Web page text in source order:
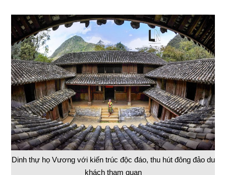
Dinh thự họ Vương với kiến trúc độc đáo, thu hút đông đảo du
khách tham quan